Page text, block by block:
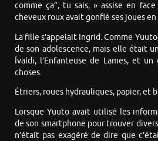
comme ça”, tu sais, » assise en
cheveux roux avait gonflé ses joues
La fille s’appelait Ingrid. Comme
de son adolescence, mais elle était
Ívaldi, l’Enfanteuse de Lames, et
choses.
Étriers, roues hydrauliques, papier, et
Lorsque Yuuto avait utilisé les
de son smartphone pour trouver
n’était pas exagéré de dire que